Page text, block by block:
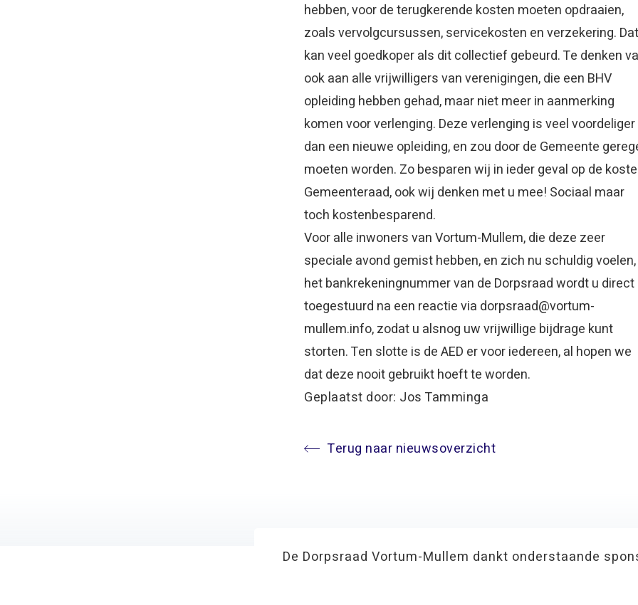
hebben, voor de terugkerende kosten moeten opdraaien,
zoals vervolgcursussen, servicekosten en verzekering. Dat
kan veel goedkoper als dit collectief gebeurd. Te denken
ook aan alle vrijwilligers van verenigingen, die een BHV
opleiding hebben gehad, maar niet meer in aanmerking
komen voor verlenging. Deze verlenging is veel voordeliger
dan een nieuwe opleiding, en zou door de Gemeente
moeten worden. Zo besparen wij in ieder geval op de
Gemeenteraad, ook wij denken met u mee! Sociaal maar
toch kostenbesparend.
Voor alle inwoners van Vortum-Mullem, die deze zeer
speciale avond gemist hebben, en zich nu schuldig voelen,
het bankrekeningnummer van de Dorpsraad wordt u direct
toegestuurd na een reactie via dorpsraad@vortum-
mullem.info, zodat u alsnog uw vrijwillige bijdrage kunt
storten. Ten slotte is de AED er voor iedereen, al hopen we
dat deze nooit gebruikt hoeft te worden.
Geplaatst door: Jos Tamminga
Terug naar nieuwsoverzicht
De Dorpsraad Vortum-Mullem dankt onderstaande